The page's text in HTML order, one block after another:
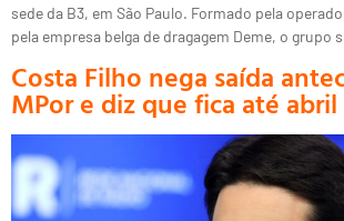
sede da B3, em São Paulo. Formado pela
pela empresa belga de dragagem Deme, o
Costa Filho nega saída
MPor e diz que fica até abril